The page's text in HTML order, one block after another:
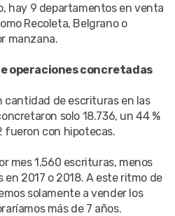
hay 9 departamentos en venta
Recoleta, Belgrano o
manzana.
operaciones concretadas
cantidad de escrituras en las
solo 18.736, un 44 %
fueron con hipotecas.
mes 1.560 escrituras, menos
2017 o 2018. A este ritmo de
solamente a vender los
más de 7 años.